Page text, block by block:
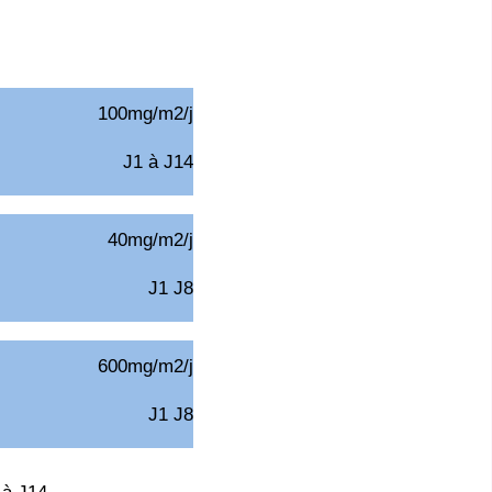
100mg/m2/j
J1 à J14
40mg/m2/j
J1 J8
600mg/m2/j
J1 J8